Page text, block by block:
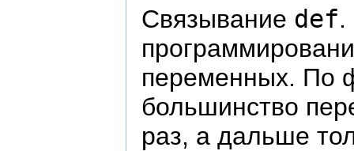
Связывание def.
переменных. По
большинство
раз, а дальше